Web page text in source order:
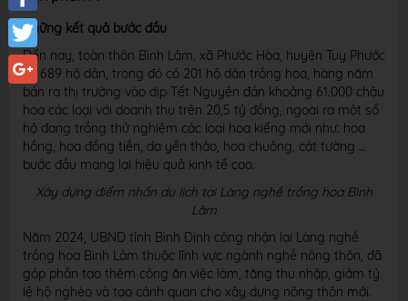
Facebook
Twitter
Google+
Những kết quả bước đầu
Đến nay, toàn thôn Bình Lâm, xã Phước Hòa, huyện Tuy Phước
có 689 hộ dân, trong đó có 201 hộ dân trồng hoa, hàng năm
bán ra thị trường vào dịp Tết Nguyên đán khoảng 61.000 chậu
hoa các loại với doanh thu trên 20,5 tỷ đồng, ngoài ra một số
hộ đang trồng thử nghiệm các loại hoa kiểng mới như: hoa
hồng, hoa đồng tiền, dạ yến thảo, hoa chuông, cát tường …
bước đầu mang lại hiệu quả kinh tế cao.
Xây dựng điểm nhấn du lịch tại Làng nghề trồng hoa Bình
Lâm
Năm 2024, UBND tỉnh Bình Định công nhận lại Làng nghề
trồng hoa Bình Lâm thuộc lĩnh vực ngành nghề nông thôn, đã
góp phần tạo thêm công ăn việc làm, tăng thu nhập, giảm tỷ
lệ hộ nghèo và tạo cảnh quan cho xây dựng nông thôn mới.